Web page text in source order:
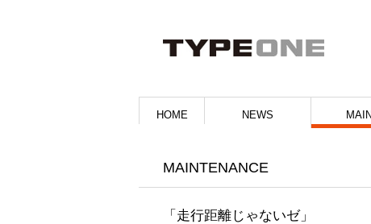
HOME NEWS
MAINTENANCE
「走行距離じゃないゼ」